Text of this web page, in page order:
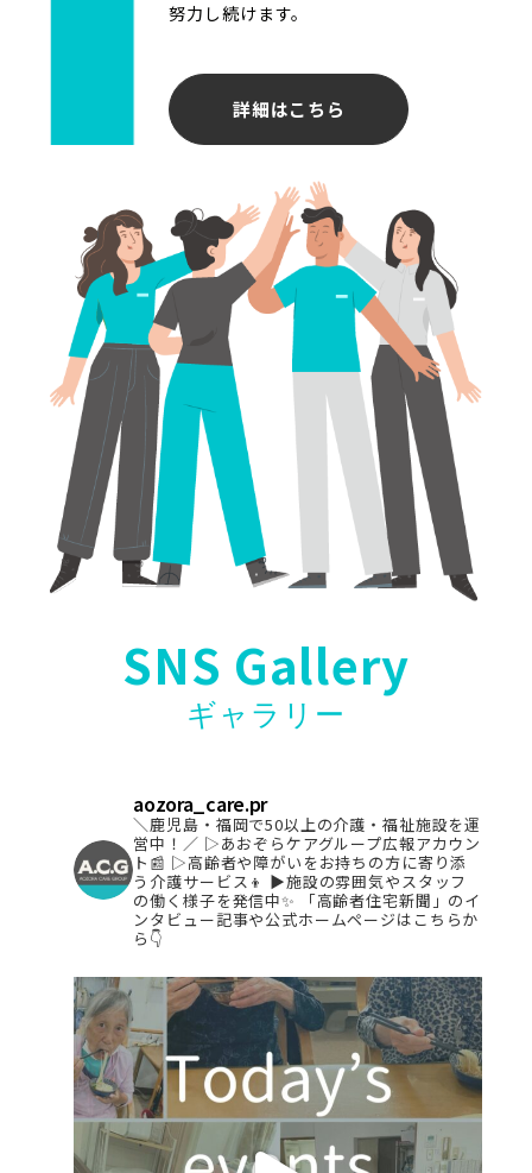
努力し続けます。
詳細はこちら
SNS Gallery
ギャラリー
aozora_care.pr
＼鹿児島・福岡で50以上の介護・福祉施設を運
営中！／ ▷あおぞらケアグループ広報アカウン
ト📰 ▷高齢者や障がいをお持ちの方に寄り添
う介護サービス👦 ▶︎施設の雰囲気やスタッフ
の働く様子を発信中✨
「高齢者住宅新聞」のイ
ンタビュー記事や公式ホームページはこちらか
ら👇